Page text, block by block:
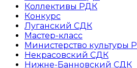
Коллективы РДК
Конкурс
Луганский СДК
Мастер-класс
Министерство культуры
Некрасовский СДК
Нижне-Банновский СДК